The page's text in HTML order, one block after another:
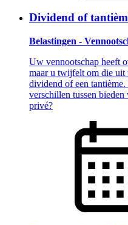
Dividend of
Belastingen -
Uw vennootschap heeft
maar u twijfelt om die uit
dividend of een
verschillen tussen
privé?